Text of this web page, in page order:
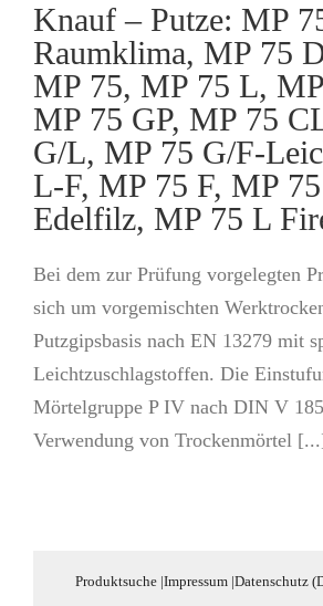
Knauf – Putze: MP
Raumklima, MP 75
MP 75, MP 75 L,
MP 75 GP, MP 75
G/L, MP 75 G/F-
L-F, MP 75 F, MP
Edelfilz, MP 75 L
Bei dem zur Prüfung vorgelegten
sich um vorgemischten
Putzgipsbasis nach EN 13279 mit
Leichtzuschlagstoffen. Die
Mörtelgruppe P IV nach DIN V
Verwendung von Trockenmörtel
Produktsuche |Impressum |Datenschutz